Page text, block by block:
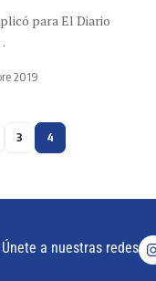
para El Diario
2019
3 4
Únete a nuestras redes